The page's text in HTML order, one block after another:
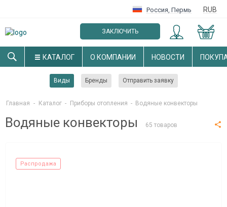
Россия, Пермь RUB
ЗАКЛЮЧИТЬ
ОПТОВЫЙ ДОГОВОР
КАТАЛОГ О КОМПАНИИ НОВОСТИ
Виды Бренды Отправить заявку
Главная - Каталог - Приборы отопления - Водяные конвекторы
Водяные конвекторы 65 товаров
Распродажа